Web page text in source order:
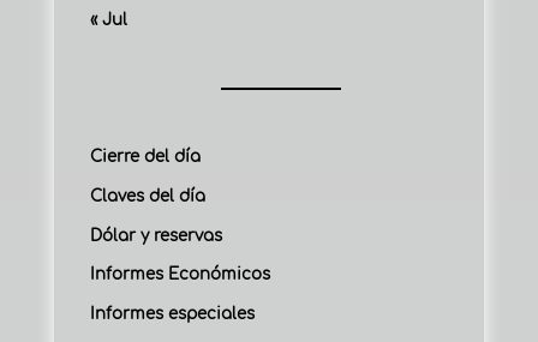
« Jul
Cierre del día
Claves del día
Dólar y reservas
Informes Económicos
Informes especiales